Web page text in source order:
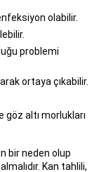
olabilir.
problemi
ortaya çıkabilir.
göz altı morlukları
bir neden olup
Kan tahlili,